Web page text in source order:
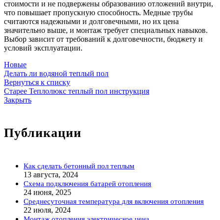
стоимости и не подвержены образованию отложений внутри,
что повышает пропускную способность. Медные трубы
считаются надежными и долговечными, но их цена
значительно выше, и монтаж требует специальных навыков.
Выбор зависит от требований к долговечности, бюджету и
условий эксплуатации.
Новые
Делать ли водяной теплый пол
Вернуться к списку
Старее Теплолюкс теплый пол инструкция
Закрыть
Публикации
Как сделать бетонный пол теплым
13 августа, 2024
Схема подключения батарей отопления
24 июня, 2025
Среднесуточная температура для включения отопления
22 июля, 2024